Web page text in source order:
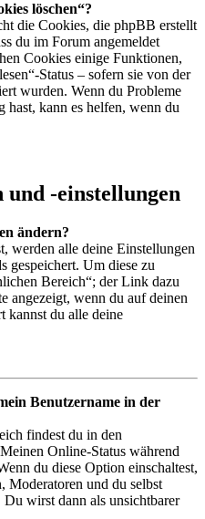
löschen“?
die Cookies, die phpBB erstellt
du im Forum angemeldet
Cookies einige Funktionen,
Status – sofern sie von der
wurden. Wenn du Probleme
kann es helfen, wenn du
-einstellungen
ändern?
werden alle deine Einstellungen
gespeichert. Um diese zu
Bereich“; der Link dazu
angezeigt, wenn du auf deinen
kannst du alle deine
Benutzername in der
findest du in den
Online-Status während
du diese Option einschaltest,
Moderatoren und du selbst
Du wirst dann als unsichtbarer